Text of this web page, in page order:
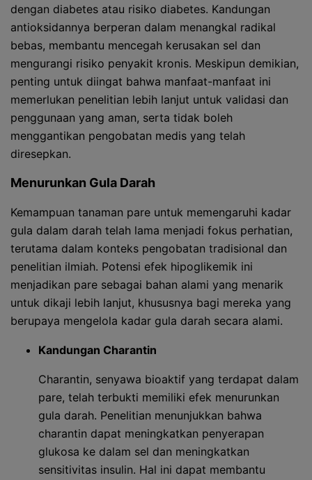
dengan diabetes atau risiko diabetes. Kandungan
antioksidannya berperan dalam menangkal radikal
bebas, membantu mencegah kerusakan sel dan
mengurangi risiko penyakit kronis. Meskipun demikian,
penting untuk diingat bahwa manfaat-manfaat ini
memerlukan penelitian lebih lanjut untuk validasi dan
penggunaan yang aman, serta tidak boleh
menggantikan pengobatan medis yang telah
diresepkan.
Menurunkan Gula Darah
Kemampuan tanaman pare untuk memengaruhi kadar
gula dalam darah telah lama menjadi fokus perhatian,
terutama dalam konteks pengobatan tradisional dan
penelitian ilmiah. Potensi efek hipoglikemik ini
menjadikan pare sebagai bahan alami yang menarik
untuk dikaji lebih lanjut, khususnya bagi mereka yang
berupaya mengelola kadar gula darah secara alami.
Kandungan Charantin
Charantin, senyawa bioaktif yang terdapat dalam
pare, telah terbukti memiliki efek menurunkan
gula darah. Penelitian menunjukkan bahwa
charantin dapat meningkatkan penyerapan
glukosa ke dalam sel dan meningkatkan
sensitivitas insulin. Hal ini dapat membantu